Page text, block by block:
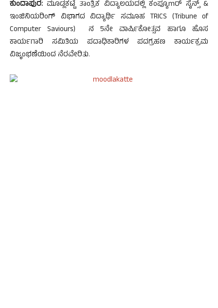
ಕುಂದಾಪುರ: ಮೂಡ್ಲಕಟ್ಟೆ ತಾಂತ್ರಿಕ ವಿದ್ಯಾಲಯದಲ್ಲಿ ಕಂಪ್ಯೂmರ್ ಸೈನ್ಸ್ &
ಇಂಜಿನಿಯರಿಂಗ್ ವಿಭಾಗದ ವಿದ್ಯಾರ್ಥಿ ಸಮೂಹ TRICS (Tribune of
Computer Saviours) ನ 5ನೇ ವಾರ್ಷಿಕೋತ್ಸವ ಹಾಗೂ ಹೊಸ
ಕಾರ್ಯಗಾರಿ ಸಮಿತಿಯ ಪದಾಧಿಕಾರಿಗಳ ಪದಗ್ರಹಣ ಕಾರ್ಯಕ್ರಮ
ವಿಜೃಂಭಣೆಯಿಂದ ನೆರವೇರಿತು.